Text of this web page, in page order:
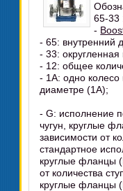
65-33
-
- 65: внутренний
- 33:
- 12: общее
- 1А: одно
диаметре (1А);
- G: исполнение
чугун, круглые
зависимости от
стандартное
круглые фланцы
от количества
круглые фланцы